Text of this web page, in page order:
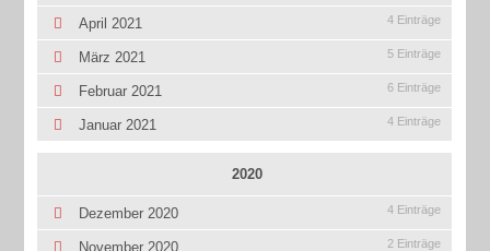
April 2021 4 Einträge
März 2021 5 Einträge
Februar 2021 6 Einträge
Januar 2021 4 Einträge
2020
Dezember 2020 4 Einträge
November 2020 2 Einträge